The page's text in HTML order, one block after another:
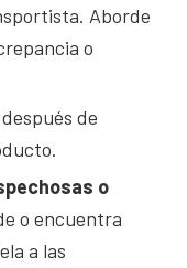
Aborde
o
de
o
o encuentra
a las